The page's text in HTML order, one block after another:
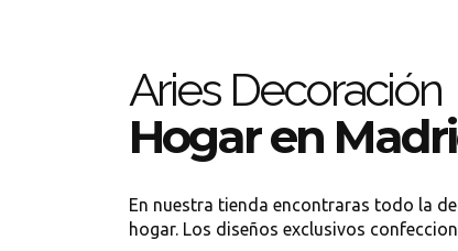
Aries Decoración
Hogar en
En nuestra tienda encontraras todo la
hogar. Los diseños exclusivos